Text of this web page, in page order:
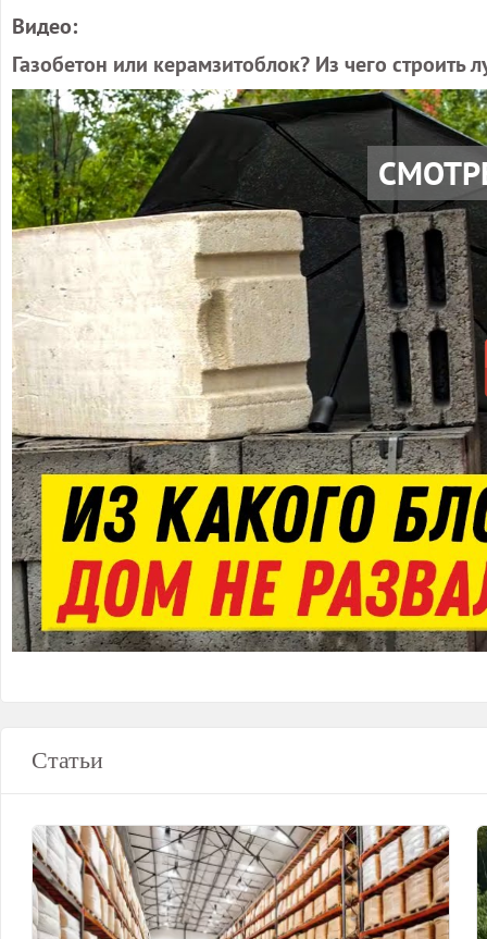
Видео:
Газобетон или керамзитоблок? Из чего строить
Статьи